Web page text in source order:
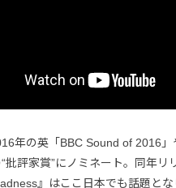
年の英「BBC Sound of 2016
批評家賞”にノミネート。同年
』はここ日本でも話題と